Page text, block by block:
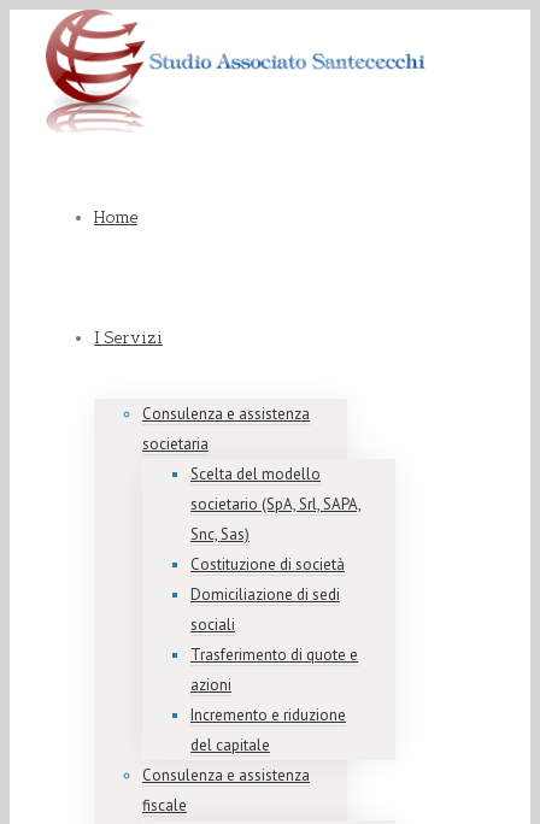
Home
I Servizi
Consulenza e assistenza
societaria
Scelta del modello
societario (SpA, Srl, SAPA,
Snc, Sas)
Costituzione di società
Domiciliazione di sedi
sociali
Trasferimento di quote e
azioni
Incremento e riduzione
del capitale
Consulenza e assistenza
fiscale